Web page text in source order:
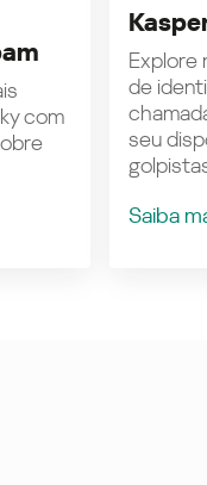
com
Explore
de
seu
Saiba